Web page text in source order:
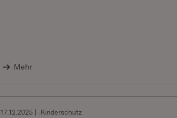
Mehr
17.12.2025 Kinderschutz